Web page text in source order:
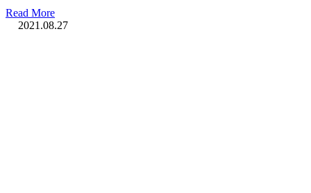
Read More
2021.08.27